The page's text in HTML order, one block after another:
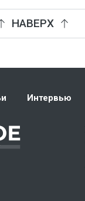
НАВЕРХ
Интервью